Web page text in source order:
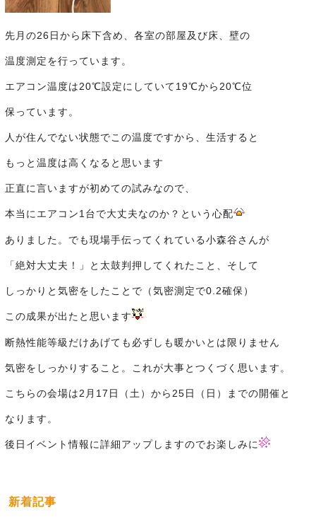
先月の26日から床下含め、各室の部屋及び床、壁の
温度測定を行っています。
エアコン温度は20℃設定にしていて19℃から20℃位
保っています。
人が住んでない状態でこの温度ですから、生活すると
もっと温度は高くなると思います
正直に言いますが初めての試みなので、
本当にエアコン1台で大丈夫なのか？という心配
ありました。でも現場手伝ってくれている小森谷さんが
「絶対大丈夫！」と太鼓判押してくれたこと、そして
しっかりと気密をしたことで（気密測定で0.2確保）
この成果が出たと思います
断熱性能等級だけあげても必ずしも暖かいとは限りません
気密をしっかりすること。これが大事とつくづく思います。
こちらの会場は2月17日（土）から25日（日）までの開催と
なります。
後日イベント情報に詳細アップしますのでお楽しみに
新着記事